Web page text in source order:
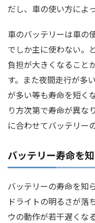
だし、車の使い方によ
車のバッテリーは車の
でしか主に使わない。
負担が大きくなること
す。また夜間走行が多
が多い等も寿命を短く
り方次第で寿命が異な
に合わせてバッテリー
バッテリー寿命を
バッテリーの寿命を知
ドライトの明るさが落
ウの動作が若干遅くな